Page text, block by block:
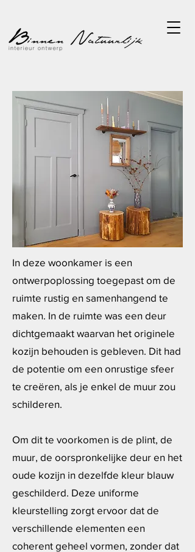
In deze woonkamer is een
ontwerpoplossing toegepast om de
ruimte rustig en samenhangend te
maken. In de ruimte was een deur
dichtgemaakt waarvan het originele
kozijn behouden is gebleven. Dit had
de potentie om een onrustige sfeer
te creëren, als je enkel de muur zou
schilderen.
Om dit te voorkomen is de plint, de
muur, de oorspronkelijke deur en het
oude kozijn in dezelfde kleur blauw
geschilderd. Deze uniforme
kleurstelling zorgt ervoor dat de
verschillende elementen een
coherent geheel vormen, zonder dat